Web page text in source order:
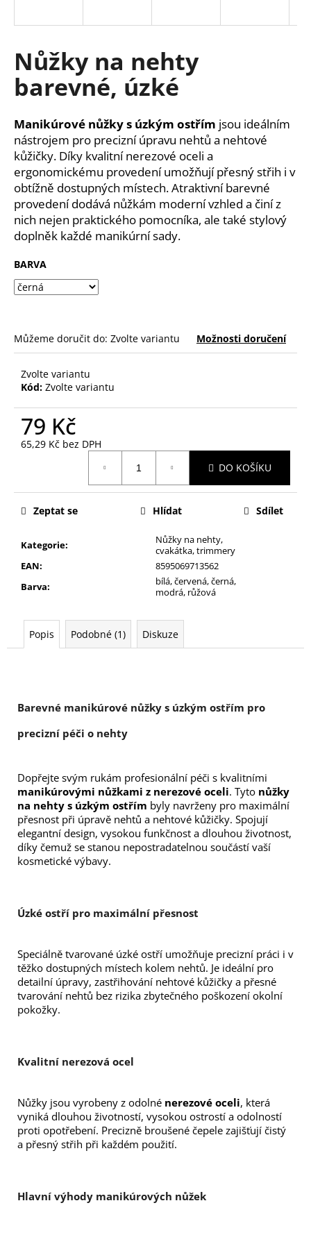
Nůžky na nehty
barevné, úzké
Manikúrové nůžky s úzkým ostřím jsou ideálním
nástrojem pro precizní úpravu nehtů a nehtové
kůžičky. Díky kvalitní nerezové oceli a
ergonomickému provedení umožňují přesný střih i v
obtížně dostupných místech. Atraktivní barevné
provedení dodává nůžkám moderní vzhled a činí z
nich nejen praktického pomocníka, ale také stylový
doplněk každé manikúrní sady.
BARVA
Můžeme doručit do: Zvolte variantu Možnosti doručení
Zvolte variantu
Kód: Zvolte variantu
79 Kč
65,29 Kč bez DPH
DO KOŠÍKU
Kategorie:
Nůžky na nehty,
cvakátka, trimmery
EAN:
8595069713562
Barva:
bílá, červená, černá,
modrá, růžová
Zeptat se Hlídat Sdílet
Popis Podobné (1) Diskuze
Barevné manikúrové nůžky s úzkým ostřím pro
precizní péči o nehty
manikúrovými nůžkami z nerezové oceli. Tyto nůžky
na nehty s úzkým ostřím byly navrženy pro maximální
přesnost při úpravě nehtů a nehtové kůžičky. Spojují
elegantní design, vysokou funkčnost a dlouhou životnost,
díky čemuž se stanou nepostradatelnou součástí vaší
kosmetické výbavy.
Úzké ostří pro maximální přesnost
Speciálně tvarované úzké ostří umožňuje precizní práci i v
těžko dostupných místech kolem nehtů. Je ideální pro
detailní úpravy, zastřihování nehtové kůžičky a přesné
tvarování nehtů bez rizika zbytečného poškození okolní
pokožky.
Kvalitní nerezová ocel
Nůžky jsou vyrobeny z odolné nerezové oceli, která
vyniká dlouhou životností, vysokou ostrostí a odolností
proti opotřebení. Precizně broušené čepele zajišťují čistý
a přesný střih při každém použití.
Hlavní výhody manikúrových nůžek
í
t
?
HLEDAT
D
o
o
r
u
j
e
m
e
NALEPOVACÍ
UMĚLÉ
40
69